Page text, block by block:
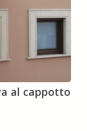
al cappotto